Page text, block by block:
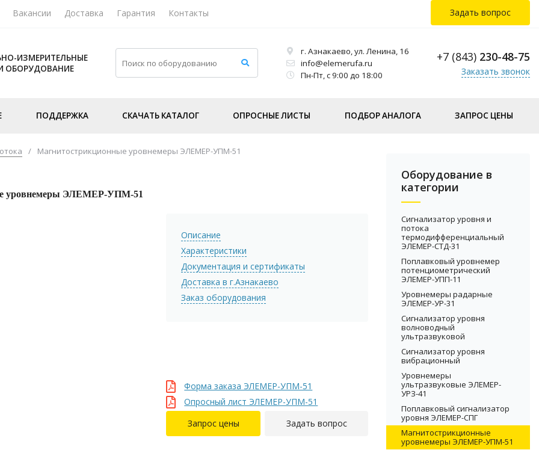
Вакансии Доставка Гарантия Контакты Задать вопрос
ИЗМЕРИТЕЛЬНЫЕ
ОБОРУДОВАНИЕ
г. Азнакаево, ул. Ленина, 16
info@elemerufa.ru
Пн-Пт, с 9:00 до 18:00
+7 (843) 230-48-75
Заказать звонок
ПОДДЕРЖКА СКАЧАТЬ КАТАЛОГ ОПРОСНЫЕ ЛИСТЫ ПОДБОР АНАЛОГА ЗАПРОС ЦЕНЫ
/ Магнитострикционные уровнемеры ЭЛЕМЕР-УПМ-51
уровнемеры ЭЛЕМЕР-УПМ-51
Описание
Характеристики
Документация и сертификаты
Доставка в г.Азнакаево
Заказ оборудования
Форма заказа ЭЛЕМЕР-УПМ-51
Опросный лист ЭЛЕМЕР-УПМ-51
Запрос цены
Задать вопрос
Оборудование в
категории
Сигнализатор уровня и
потока
термодифференциальный
ЭЛЕМЕР-СТД-31
Поплавковый уровнемер
потенциометрический
ЭЛЕМЕР-УПП-11
Уровнемеры радарные
ЭЛЕМЕР-УР-31
Сигнализатор уровня
волноводный
ультразвуковой
Сигнализатор уровня
вибрационный
Уровнемеры
ультразвуковые ЭЛЕМЕР-
УРЗ-41
Поплавковый сигнализатор
уровня ЭЛЕМЕР-СПГ
Магнитострикционные
уровнемеры ЭЛЕМЕР-УПМ-51